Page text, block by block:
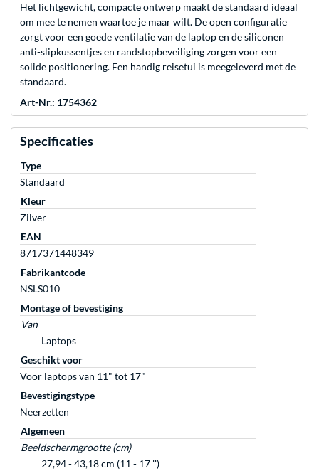
Het lichtgewicht, compacte ontwerp maakt de standaard ideaal
om mee te nemen waartoe je maar wilt. De open configuratie
zorgt voor een goede ventilatie van de laptop en de siliconen
anti-slipkussentjes en randstopbeveiliging zorgen voor een
solide positionering. Een handig reisetui is meegeleverd met de
standaard.
Art-Nr.: 1754362
Specificaties
Type
Standaard
Kleur
Zilver
EAN
8717371448349
Fabrikantcode
NSLS010
Montage of bevestiging
Van
Laptops
Geschikt voor
Voor laptops van 11" tot 17"
Bevestigingstype
Neerzetten
Algemeen
Beeldschermgrootte (cm)
27,94 - 43,18 cm (11 - 17 '')